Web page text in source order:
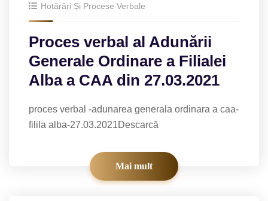
Hotărâri Și Procese Verbale
Proces verbal al Adunării
Generale Ordinare a Filialei
Alba a CAA din 27.03.2021
proces verbal -adunarea generala ordinara a caa-
filila alba-27.03.2021Descarcă
Mai mult